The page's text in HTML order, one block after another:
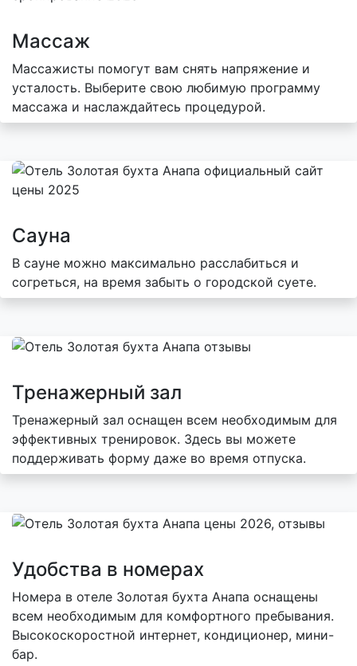
Массаж
Массажисты помогут вам снять напряжение и
усталость. Выберите свою любимую программу
массажа и наслаждайтесь процедурой.
Сауна
В сауне можно максимально расслабиться и
согреться, на время забыть о городской суете.
Тренажерный зал
Тренажерный зал оснащен всем необходимым для
эффективных тренировок. Здесь вы можете
поддерживать форму даже во время отпуска.
Удобства в номерах
Номера в отеле Золотая бухта Анапа оснащены
всем необходимым для комфортного пребывания.
Высокоскоростной интернет, кондиционер, мини-
бар.